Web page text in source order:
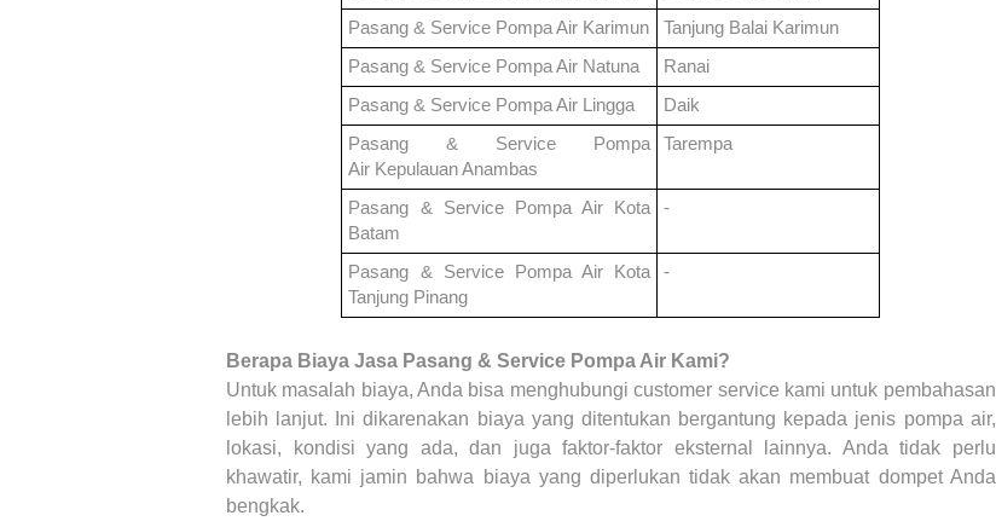
Pasang & Service Pompa Air Karimun
Tanjung Balai Karimun
Pasang & Service Pompa Air Natuna
Ranai
Pasang & Service Pompa Air
Lingga
Daik
Pasang & Service Pompa
Air Kepulauan Anambas
Tarempa
Pasang & Service Pompa Air
Kota
Batam
-
Pasang & Service Pompa Air
Kota
Tanjung Pinang
-
Berapa Biaya Jasa Pasang & Service Pompa Air Kami?
Untuk masalah biaya, Anda bisa menghubungi customer service kami untuk pembahasan
lebih lanjut. Ini dikarenakan biaya yang ditentukan bergantung kepada jenis pompa air,
lokasi, kondisi yang ada, dan juga faktor-faktor eksternal lainnya. Anda tidak perlu
khawatir, kami jamin bahwa biaya yang diperlukan tidak akan membuat dompet Anda
bengkak.